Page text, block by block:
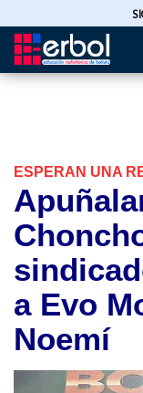
Pasar
ESPERAN UNA
a Evo
Noemí